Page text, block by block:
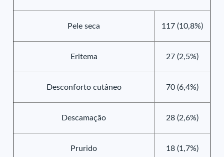
Pele seca 117 (10,8%)
Eritema 27 (2,5%)
Desconforto cutâneo 70 (6,4%)
Descamação 28 (2,6%)
Prurido 18 (1,7%)